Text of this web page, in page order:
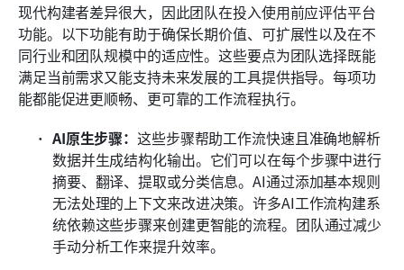
现代构建者差异很大，因此团队在投入使用前应评估平台
功能。以下功能有助于确保长期价值、可扩展性以及在不
同行业和团队规模中的适应性。这些要点为团队选择既能
满足当前需求又能支持未来发展的工具提供指导。每项功
能都能促进更顺畅、更可靠的工作流程执行。
AI原生步骤：这些步骤帮助工作流快速且准确地解析
数据并生成结构化输出。它们可以在每个步骤中进行
摘要、翻译、提取或分类信息。AI通过添加基本规则
无法处理的上下文来改进决策。许多AI工作流构建系
统依赖这些步骤来创建更智能的流程。团队通过减少
手动分析工作来提升效率。